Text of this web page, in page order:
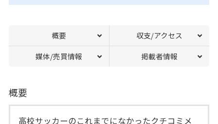
概要 収支/アクセス
媒体/売買情報 掲載者情報
概要
高校サッカーのこれまでになかったクチコミメ